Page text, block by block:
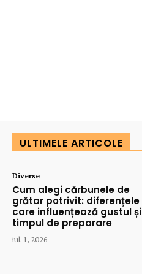
ULTIMELE ARTICOLE
Diverse
Cum alegi cărbunele de
grătar potrivit: diferențele
care influențează gustul și
timpul de preparare
iul. 1, 2026